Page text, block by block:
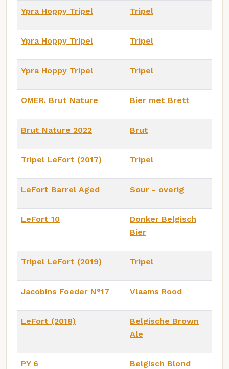
Ypra Hoppy Tripel Tripel
Ypra Hoppy Tripel Tripel
Ypra Hoppy Tripel Tripel
OMER. Brut Nature Bier met Brett
Brut Nature 2022 Brut
Tripel LeFort (2017) Tripel
LeFort Barrel Aged Sour - overig
LeFort 10
Donker Belgisch
Bier
Tripel LeFort (2019) Tripel
Jacobins Foeder N°17 Vlaams Rood
LeFort (2018)
Belgische Brown
Ale
PY 6 Belgisch Blond